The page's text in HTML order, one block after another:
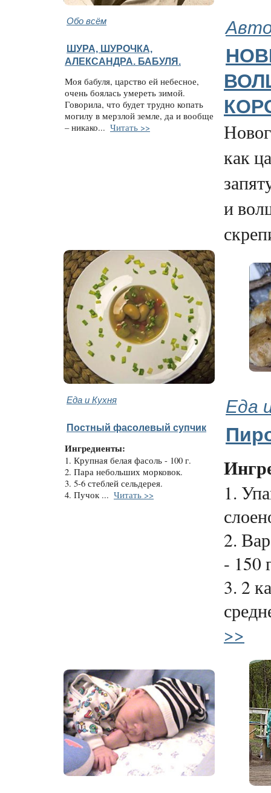
Обо всём
ШУРА, ШУРОЧКА,
АЛЕКСАНДРА. БАБУЛЯ.
Моя бабуля, царство ей небесное,
очень боялась умереть зимой.
Говорила, что будет трудно копать
могилу в мерзлой земле, да и вообще
– никако... Читать >>
как
и
Еда и Кухня Еда
Постный фасолевый супчик
Ингредиенты:
1. Крупная белая фасоль - 100 г.
2. Пара небольших морковок.
3. 5-6 стеблей сельдерея.
4. Пучок ... Читать >>
1.
2.
- 150
3. 2
>>